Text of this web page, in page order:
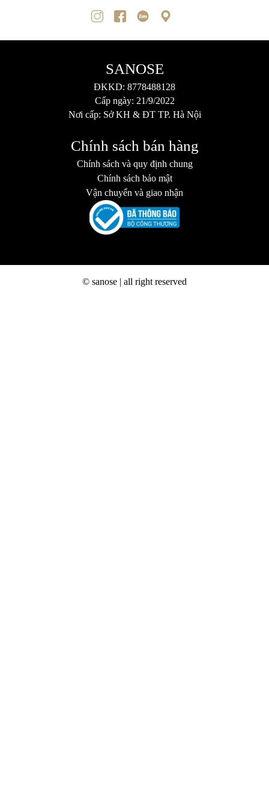
SANOSE
ĐKKD: 8778488128
Cấp ngày: 21/9/2022
Nơi cấp: Sở KH & ĐT TP. Hà Nội
Chính sách bán hàng
Chính sách và quy định chung
Chính sách bảo mật
Vận chuyển và giao nhận
© sanose | all right reserved